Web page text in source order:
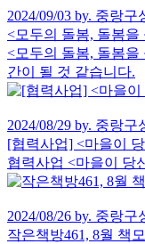
2024/09/03 by. 중랑
<모두의 돌봄, 돌봄
<모두의 돌봄, 돌봄
간이 될 것 같습니다.
2024/08/29 by. 중랑
[협력사업] <마을이
협력사업 <마을이 당
2024/08/26 by. 중랑
작은책방461, 8월 책